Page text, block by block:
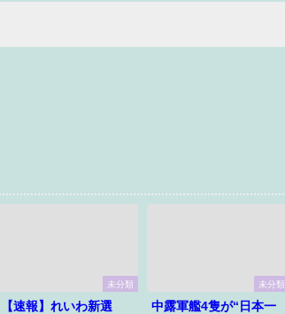
未分類
【速報】れいわ新選
未分類
中露軍艦4隻が“日本一